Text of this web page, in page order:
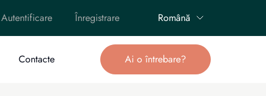
Autentificare Înregistrare Română
Contacte Ai o întrebare?